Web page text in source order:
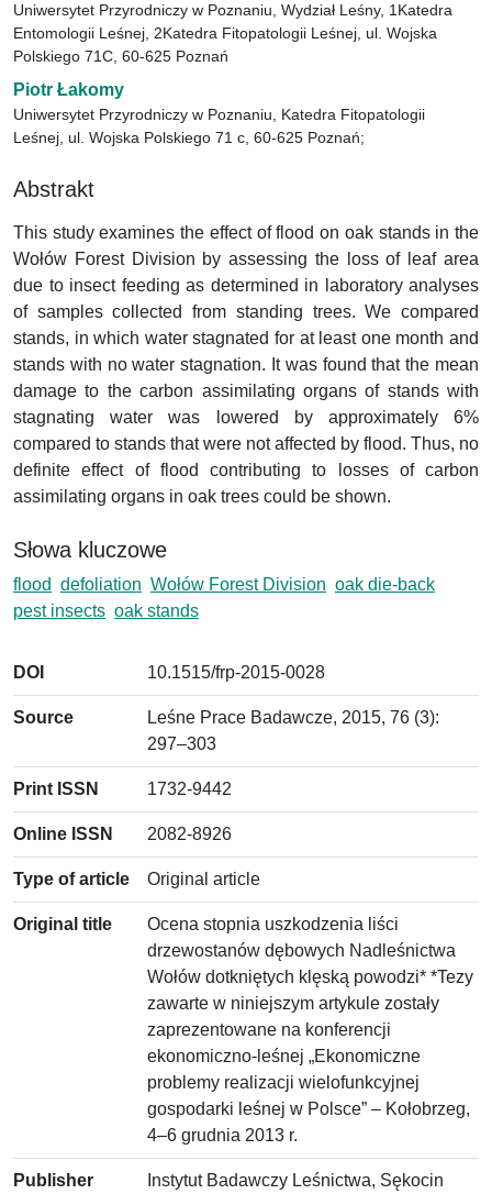
Uniwersytet Przyrodniczy w Poznaniu, Wydział Leśny, 1Katedra
Entomologii Leśnej, 2Katedra Fitopatologii Leśnej, ul. Wojska
Polskiego 71C, 60-625 Poznań
Piotr Łakomy
Uniwersytet Przyrodniczy w Poznaniu, Katedra Fitopatologii
Leśnej, ul. Wojska Polskiego 71 c, 60-625 Poznań;
Abstrakt
This study examines the effect of flood on oak stands in the
Wołów Forest Division by assessing the loss of leaf area
due to insect feeding as determined in laboratory analyses
of samples collected from standing trees. We compared
stands, in which water stagnated for at least one month and
stands with no water stagnation. It was found that the mean
damage to the carbon assimilating organs of stands with
stagnating water was lowered by approximately 6%
compared to stands that were not affected by flood. Thus, no
definite effect of flood contributing to losses of carbon
assimilating organs in oak trees could be shown.
Słowa kluczowe
flood defoliation Wołów Forest Division oak die-back
pest insects oak stands
DOI 10.1515/frp-2015-0028
Source
Leśne Prace Badawcze, 2015, 76 (3):
297–303
Print ISSN 1732-9442
Online ISSN 2082-8926
Type of article Original article
Original title
Ocena stopnia uszkodzenia liści
drzewostanów dębowych Nadleśnictwa
Wołów dotkniętych klęską powodzi* *Tezy
zawarte w niniejszym artykule zostały
zaprezentowane na konferencji
ekonomiczno-leśnej „Ekonomiczne
problemy realizacji wielofunkcyjnej
gospodarki leśnej w Polsce” – Kołobrzeg,
4–6 grudnia 2013 r.
Publisher Instytut Badawczy Leśnictwa, Sękocin